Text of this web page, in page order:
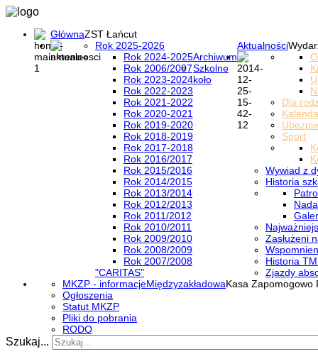
GłównaZST Łańcut
Aktualności
Rok 2025-2026
Archiwum
Rok 2024-2025
Rok 2006/2007
Rok 2023-2024
Rok 2022-2023
Rok 2021-2022
Rok 2020-2021
Rok 2019-2020
Rok 2018-2019
Rok 2017-2018
Rok 2016/2017
Rok 2015/2016
Rok 2014/2015
Rok 2013/2014
Rok 2012/2013
Rok 2011/2012
Rok 2010/2011
Rok 2009/2010
Rok 2008/2009
Rok 2007/2008
Szkolne
koło
"CARITAS"
Dla
Sport
Wywiad z
Historia
Zasłużeni
Historia
Zjazdy
MiędzyzakładowaKasa Zapomogowo
MKZP - informacje
Ogłoszenia
Statut MKZP
Pliki do pobrania
RODO
Szukaj...